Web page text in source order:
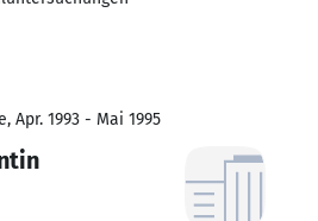
Apr. 1993 - Mai 1995